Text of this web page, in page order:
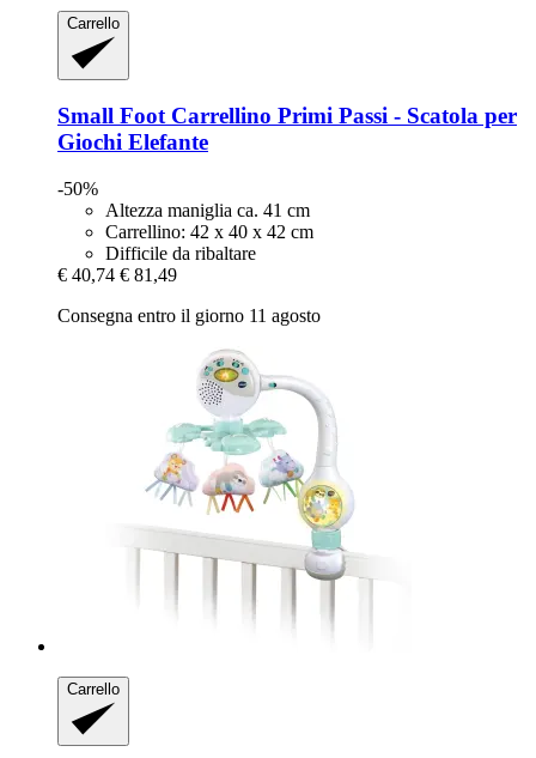
Carrello
Small Foot Carrellino Primi Passi -​ Scatola per
Giochi Elefante
-50%
Altezza maniglia ca. 41 cm
Carrellino: 42 x 40 x 42 cm
Difficile da ribaltare
€ 40,74 € 81,49
Consegna entro il giorno 11 agosto
Carrello